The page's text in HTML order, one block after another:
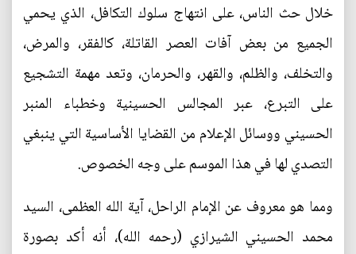
خلال حث الناس، على انتهاج سلوك التكافل، الذي يحمي
الجميع من بعض آفات العصر القاتلة، كالفقر، والمرض،
والتخلف، والظلم، والقهر، والحرمان، وتعد مهمة التشجيع
على التبرع، عبر المجالس الحسينية وخطباء المنبر
الحسيني ووسائل الإعلام من القضايا الأساسية التي ينبغي
التصدي لها في هذا الموسم على وجه الخصوص.
ومما هو معروف عن الإمام الراحل، آية الله العظمى، السيد
محمد الحسيني الشيرازي (رحمه الله)، أنه أكد بصورة